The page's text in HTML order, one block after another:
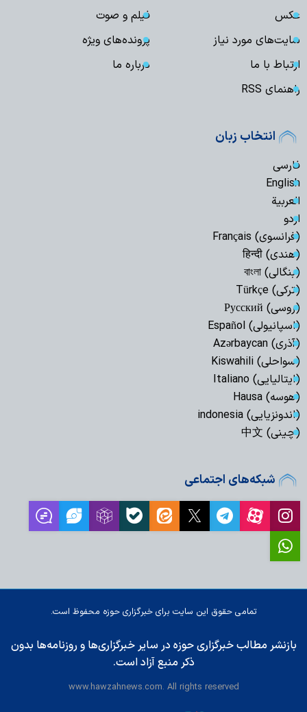
عکس
فیلم و صوت
سایت‌های مورد نیاز
پرونده‌های ویژه
ارتباط با ما
درباره ما
راهنمای RSS
انتخاب زبان
فارسی
English
العربیة
اردو
(فرانسوی) Français
(هندی) हिन्दी
(بنگالی) বাংলা
(ترکی) Türkçe
(روسی) Русский
(اسپانیولی) Español
(آذری) Azərbaycan
(سواحلی) Kiswahili
(ایتالیایی) Italiano
(هوسه) Hausa
(اندونزیایی) indonesia
(چینی) 中文
شبکه‌های اجتماعی
تمامی حقوق این سایت برای خبرگزاری حوزه محفوظ است.
بازنشر مطالب خبرگزاری حوزه در سایر خبرگزاری‌ها و روزنامه‌ها بدون
ذکر منبع آزاد است.
www.hawzahnews.com. All rights reserved